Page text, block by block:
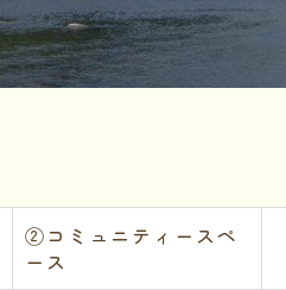
②コミュニティースペ
ース